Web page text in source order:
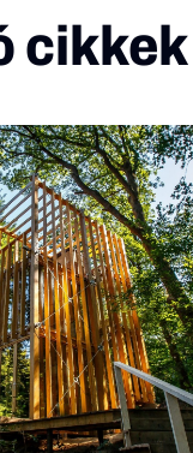
cikkek